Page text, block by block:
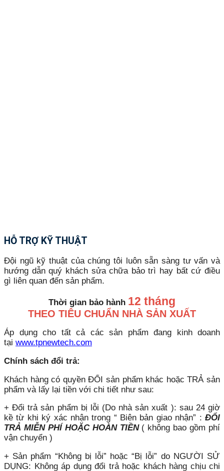
HỖ TRỢ KỸ THUẬT
Đội ngũ kỹ thuật của chúng tôi luôn sẵn sàng tư vấn và
hướng dẫn quý khách sửa chữa bảo trì hay bất cứ điều
gì liên quan đến sản phẩm.
Thời gian bảo hành 12 tháng
THEO TIÊU CHUẨN NHÀ SẢN XUẤT
Áp dụng cho tất cả các sản phẩm đang kinh doanh
tại www.tpnewtech.com
Chính sách đổi trả:
Khách hàng có quyền ĐỔI sản phẩm khác hoặc TRẢ sản
phẩm và lấy lại tiền với chi tiết như sau:
+ Đổi trả sản phẩm bị lỗi (Do nhà sản xuất ): sau 24 giờ
kề từ khi ký xác nhận trong “ Biên bản giao nhận” : ĐỔI
TRẢ MIỄN PHÍ HOẶC HOÀN TIỀN( không bao gồm phí
vận chuyển )
+ Sản phẩm “Không bị lỗi” hoặc “Bị lỗi” do NGƯỜI SỬ
DỤNG: Không áp dụng đổi trả hoặc khách hàng chịu chi